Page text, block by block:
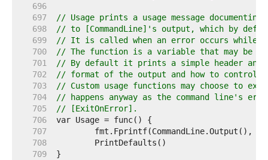
   696
   697
// Usage prints a usage message
   698
// to [CommandLine]'s output, which by
   699
// It is called when an error occurs while
   700
// The function is a variable that may be
   701
// By default it prints a simple header
   702
// format of the output and how to control
   703
// Custom usage functions may choose to
   704
// happens anyway as the command line's
   705
// [ExitOnError].
   706
   707
   708
   709